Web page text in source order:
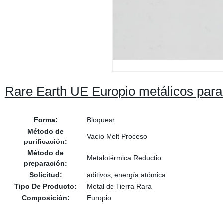
Rare Earth UE Europio metálicos
Forma:
Bloquear
Método de
purificación:
Vacío Melt Proceso
Método de
preparación:
Metalotérmica Reductio
Solicitud:
aditivos, energía atómica
Tipo De Producto:
Metal de Tierra Rara
Composición:
Europio